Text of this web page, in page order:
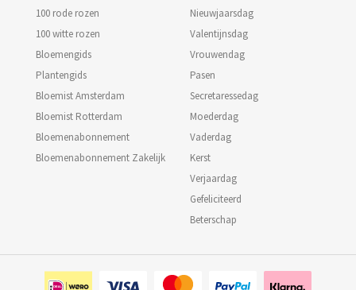
100 rode rozen
100 witte rozen
Bloemengids
Plantengids
Bloemist Amsterdam
Bloemist Rotterdam
Bloemenabonnement
Bloemenabonnement Zakelijk
Nieuwjaarsdag
Valentijnsdag
Vrouwendag
Pasen
Secretaressedag
Moederdag
Vaderdag
Kerst
Verjaardag
Gefeliciteerd
Beterschap